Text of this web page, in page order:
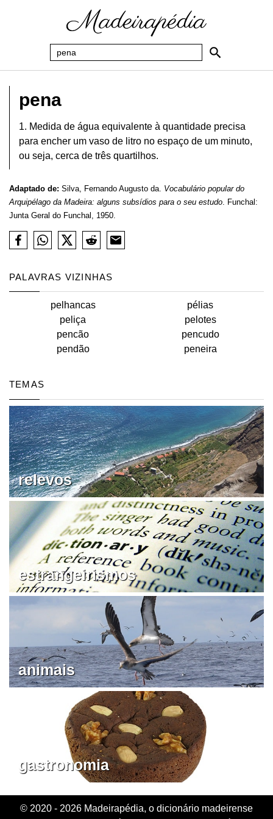
pena
1. Medida de água equivalente à quantidade precisa
para encher um vaso de litro no espaço de um minuto,
ou seja, cerca de três quartilhos.
Adaptado de: Silva, Fernando Augusto da. Vocabulário popular do
Arquipélago da Madeira: alguns subsídios para o seu estudo. Funchal:
Junta Geral do Funchal, 1950.
PALAVRAS VIZINHAS
pelhancas
pélias
peliça
pelotes
pencão
pencudo
pendão
peneira
TEMAS
relevos
estrangeirismos
animais
gastronomia
© 2020 - 2026 Madeirapédia, o dicionário madeirense